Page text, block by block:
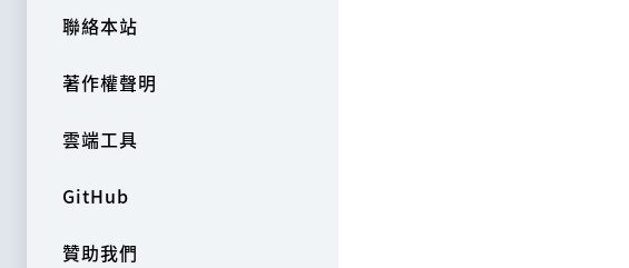
聯絡本站
著作權聲明
雲端工具
GitHub
贊助我們